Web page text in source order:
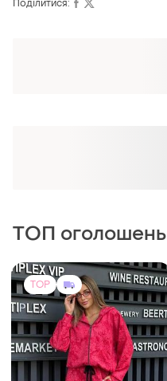
Поділитися: